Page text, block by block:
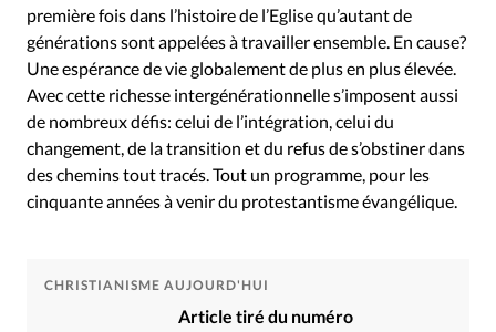
première fois dans l’histoire de l’Eglise qu’autant de
générations sont appelées à travailler ensemble. En cause?
Une espérance de vie globalement de plus en plus élevée.
Avec cette richesse intergénérationnelle s’imposent aussi
de nombreux défis: celui de l’intégration, celui du
changement, de la transition et du refus de s’obstiner dans
des chemins tout tracés. Tout un programme, pour les
cinquante années à venir du protestantisme évangélique.
CHRISTIANISME AUJOURD'HUI
Article tiré du numéro